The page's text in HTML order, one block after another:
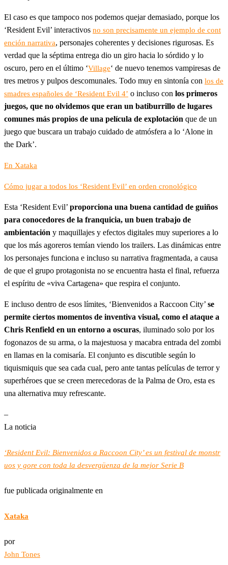
El caso es que tampoco nos podemos quejar demasiado, porque los
‘Resident Evil’ interactivos no son precisamente un ejemplo de cont
ención narrativa, personajes coherentes y decisiones rigurosas. Es
verdad que la séptima entrega dio un giro hacia lo sórdido y lo
oscuro, pero en el último ‘Village‘ de nuevo tenemos vampiresas de
tres metros y pulpos descomunales. Todo muy en sintonía con los de
smadres españoles de ‘Resident Evil 4’ o incluso con los primeros
juegos, que no olvidemos que eran un batiburrillo de lugares
comunes más propios de una película de explotación que de un
juego que buscara un trabajo cuidado de atmósfera a lo ‘Alone in
the Dark’.
En Xataka
Cómo jugar a todos los ‘Resident Evil’ en orden cronológico
Esta ‘Resident Evil’ proporciona una buena cantidad de guiños
para conocedores de la franquicia, un buen trabajo de
ambientación y maquillajes y efectos digitales muy superiores a lo
que los más agoreros temían viendo los trailers. Las dinámicas entre
los personajes funciona e incluso su narrativa fragmentada, a causa
de que el grupo protagonista no se encuentra hasta el final, refuerza
el espíritu de «viva Cartagena» que respira el conjunto.
E incluso dentro de esos límites, ‘Bienvenidos a Raccoon City’ se
permite ciertos momentos de inventiva visual, como el ataque a
Chris Renfield en un entorno a oscuras, iluminado solo por los
fogonazos de su arma, o la majestuosa y macabra entrada del zombi
en llamas en la comisaría. El conjunto es discutible según lo
tiquismiquis que sea cada cual, pero ante tantas películas de terror y
superhéroes que se creen merecedoras de la Palma de Oro, esta es
una alternativa muy refrescante.
–
La noticia
‘Resident Evil: Bienvenidos a Raccoon City’ es un festival de monstr
uos y gore con toda la desvergüenza de la mejor Serie B
fue publicada originalmente en
Xataka
por
John Tones